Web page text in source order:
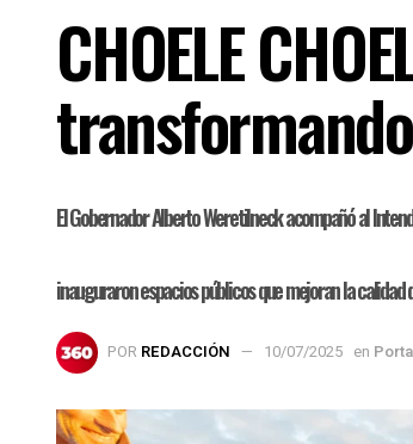
CHOELE
El Gobernador Alberto Weretilneck acompañó al
inauguraron espacios públicos que mejoran la
POR REDACCIÓN 10/07/2025 en